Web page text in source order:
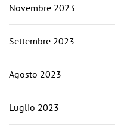
Novembre 2023
Settembre 2023
Agosto 2023
Luglio 2023